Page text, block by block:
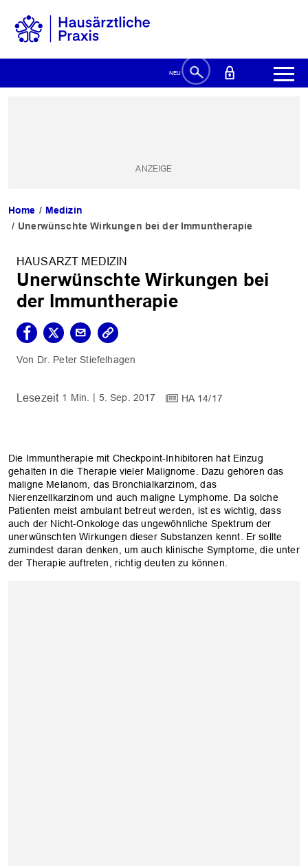
Home
Medizin
Unerwünschte Wirkungen bei der Immuntherapie
HAUSARZT MEDIZIN
Unerwünschte Wirkungen bei
der Immuntherapie
Dr. Peter Stiefelhagen
1 Min. 5. Sep. 2017 HA 14/17
Die Immuntherapie mit Checkpoint-Inhibitoren hat Einzug
gehalten in die Therapie vieler Malignome. Dazu gehören das
maligne Melanom, das Bronchialkarzinom, das
Nierenzellkarzinom und auch maligne Lymphome. Da solche
Patienten meist ambulant betreut werden, ist es wichtig, dass
auch der Nicht-Onkologe das ungewöhnliche Spektrum der
unerwünschten Wirkungen dieser Substanzen kennt. Er sollte
zumindest daran denken, um auch klinische Symptome, die unter
der Therapie auftreten, richtig deuten zu können.